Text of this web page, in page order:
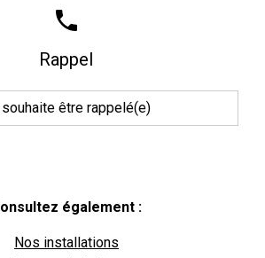
phone
Rappel
être rappelé(e)
également :
Nos installations